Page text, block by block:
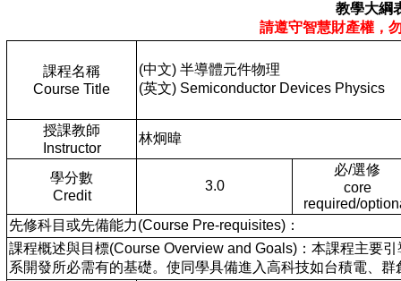
教學大綱
請遵守智慧財產權，
課程名稱
Course Title
(中文) 半導體元件物理
(英文) Semiconductor Devices Physics
授課教師
Instructor
林炯暐
學分數
Credit
3.0
必/選修
core
required/
先修科目或先備能力(Course Pre-requisites)：
課程概述與目標(Course Overview and Goals)：本課程主要
系開發所必需有的基礎。使同學具備進入高科技如台積電、